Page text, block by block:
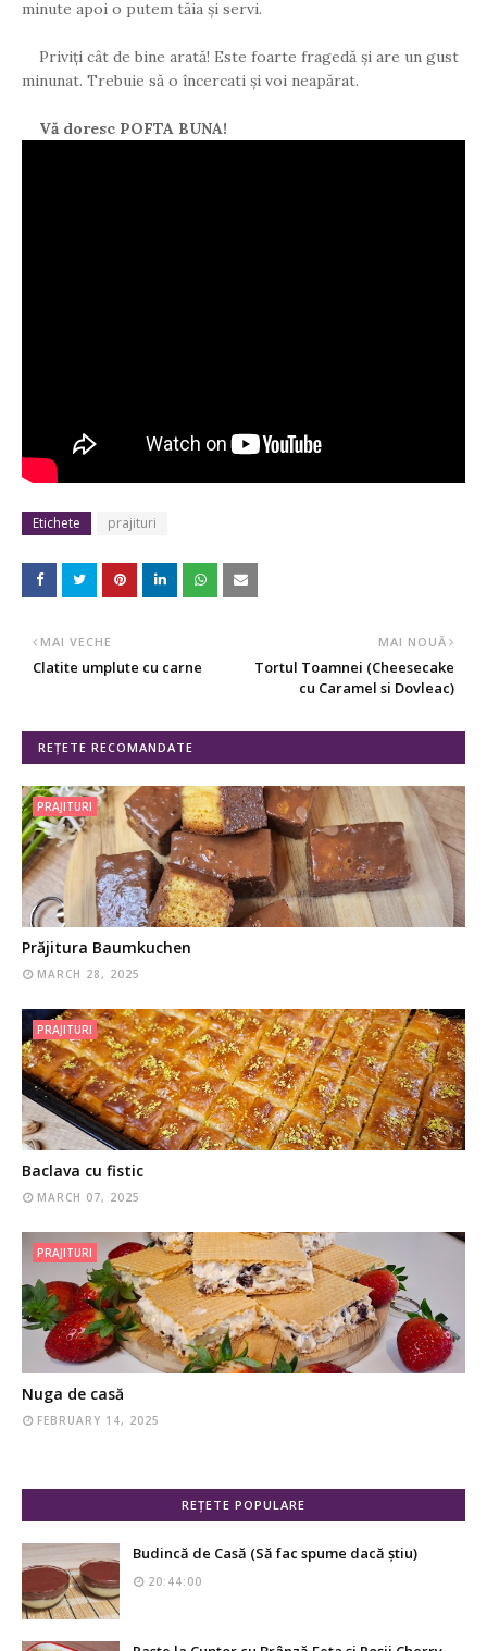
minute apoi o putem tăia și servi.
Priviți cât de bine arată! Este foarte fragedă și are un gust
minunat. Trebuie să o încercati și voi neapărat.
Vă doresc POFTA BUNA!
Etichete prajituri
MAI NOUĂ
Tortul Toamnei (Cheesecake
cu Caramel si Dovleac)
MAI VECHE
Clatite umplute cu carne
REȚETE RECOMANDATE
PRAJITURI
Prăjitura Baumkuchen
MARCH 28, 2025
PRAJITURI
Baclava cu fistic
MARCH 07, 2025
PRAJITURI
Nuga de casă
FEBRUARY 14, 2025
REȚETE POPULARE
Budincă de Casă (Să fac spume dacă știu)
20:44:00